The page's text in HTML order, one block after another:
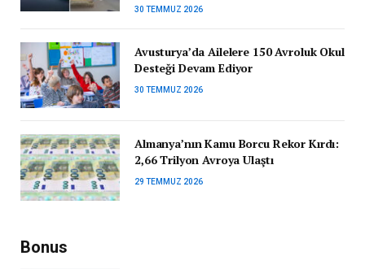
30 TEMMUZ 2026
Avusturya’da Ailelere 150 Avroluk Okul
Desteği Devam Ediyor
30 TEMMUZ 2026
Almanya’nın Kamu Borcu Rekor Kırdı:
2,66 Trilyon Avroya Ulaştı
29 TEMMUZ 2026
Bonus